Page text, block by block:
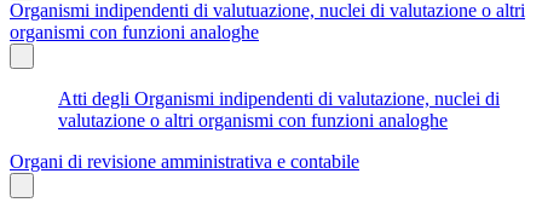
Organismi indipendenti di valutuazione, nuclei di valutazione o altri
organismi con funzioni analoghe
Atti degli Organismi indipendenti di valutazione, nuclei di
valutazione o altri organismi con funzioni analoghe
Organi di revisione amministrativa e contabile